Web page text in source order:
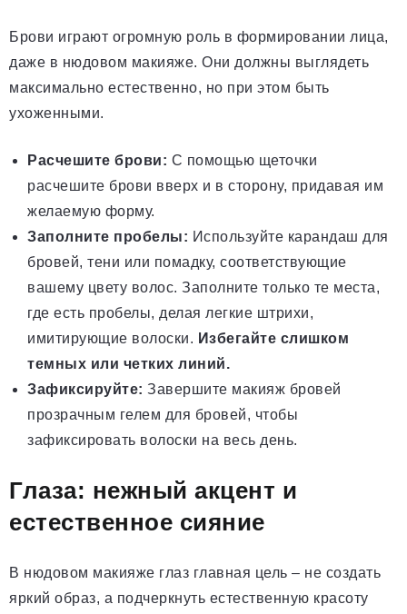
Брови играют огромную роль в формировании лица,
даже в нюдовом макияже. Они должны выглядеть
максимально естественно, но при этом быть
ухоженными.
Расчешите брови: С помощью щеточки
расчешите брови вверх и в сторону, придавая им
желаемую форму.
Заполните пробелы: Используйте карандаш для
бровей, тени или помадку, соответствующие
вашему цвету волос. Заполните только те места,
где есть пробелы, делая легкие штрихи,
имитирующие волоски. Избегайте слишком
темных или четких линий.
Зафиксируйте: Завершите макияж бровей
прозрачным гелем для бровей, чтобы
зафиксировать волоски на весь день.
Глаза: нежный акцент и
естественное сияние
В нюдовом макияже глаз главная цель – не создать
яркий образ, а подчеркнуть естественную красоту